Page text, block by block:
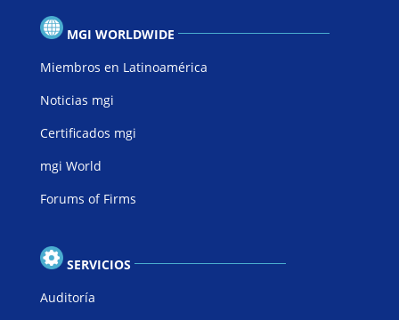
MGI WORLDWIDE
Miembros en Latinoamérica
Noticias mgi
Certificados mgi
mgi World
Forums of Firms
SERVICIOS
Auditoría